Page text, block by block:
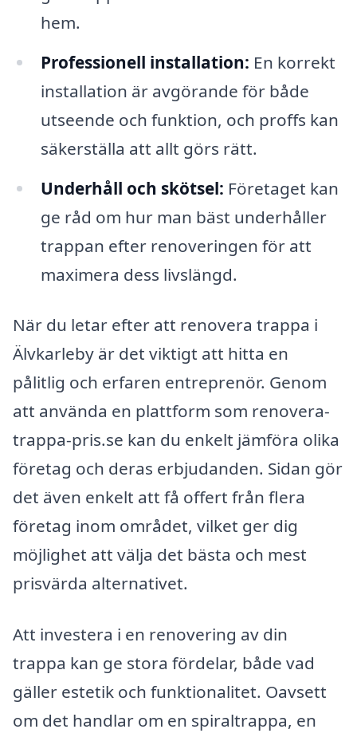
hem.
Professionell installation: En korrekt
installation är avgörande för både
utseende och funktion, och proffs kan
säkerställa att allt görs rätt.
Underhåll och skötsel: Företaget kan
ge råd om hur man bäst underhåller
trappan efter renoveringen för att
maximera dess livslängd.
När du letar efter att renovera trappa i
Älvkarleby är det viktigt att hitta en
pålitlig och erfaren entreprenör. Genom
att använda en plattform som renovera-
trappa-pris.se kan du enkelt jämföra olika
företag och deras erbjudanden. Sidan gör
det även enkelt att få offert från flera
företag inom området, vilket ger dig
möjlighet att välja det bästa och mest
prisvärda alternativet.
Att investera i en renovering av din
trappa kan ge stora fördelar, både vad
gäller estetik och funktionalitet. Oavsett
om det handlar om en spiraltrappa, en